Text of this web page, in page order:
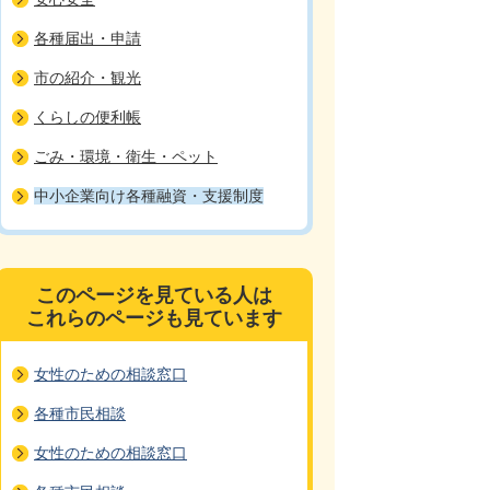
各種届出・申請
市の紹介・観光
くらしの便利帳
ごみ・環境・衛生・ペット
中小企業向け各種融資・支援制度
このページを見ている人は
これらのページも見ています
女性のための相談窓口
各種市民相談
女性のための相談窓口